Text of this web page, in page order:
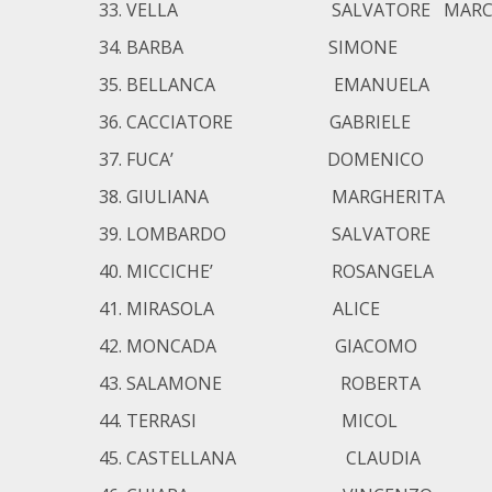
VELLA SALVATORE
BARBA SIMONE
BELLANCA EMANUELA
CACCIATORE GABRIELE
FUCA’ DOMENICO
GIULIANA MARGHERITA
LOMBARDO SALVATORE
MICCICHE’ ROSANGELA
MIRASOLA ALICE
MONCADA GIACOMO
SALAMONE ROBERTA
TERRASI MICOL
CASTELLANA CLAUDIA